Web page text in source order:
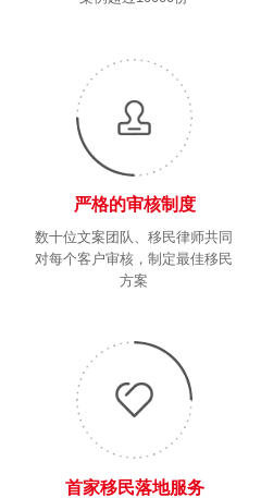
严格的审核制度
数十位文案团队、移民律师共同
对每个客户审核，制定最佳移民
方案
首家移民落地服务